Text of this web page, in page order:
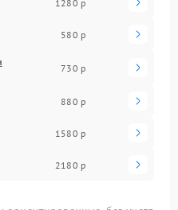
1280 р
580 р
730 р
880 р
1580 р
2180 р